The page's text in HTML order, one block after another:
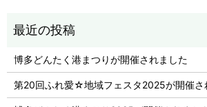
博多どんたく港まつりが開催されました
第20回ふれ愛☆地域フェスタ2025が開催さ